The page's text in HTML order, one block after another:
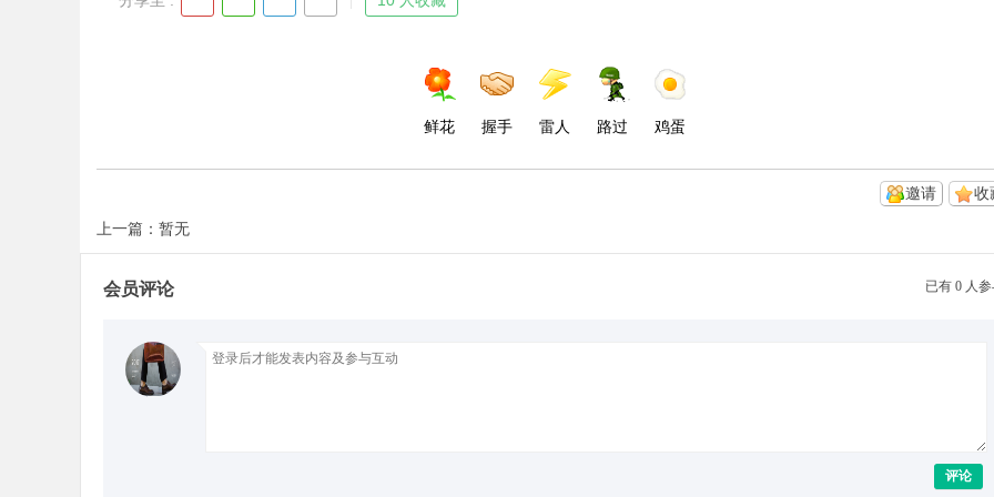
鲜花 握手 雷人 路过 鸡蛋
收
邀请
上一篇：暂无
已有 0 人
会员评论
评论